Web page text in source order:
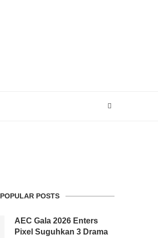
POPULAR POSTS
AEC Gala 2026 Enters
Pixel Suguhkan 3 Drama